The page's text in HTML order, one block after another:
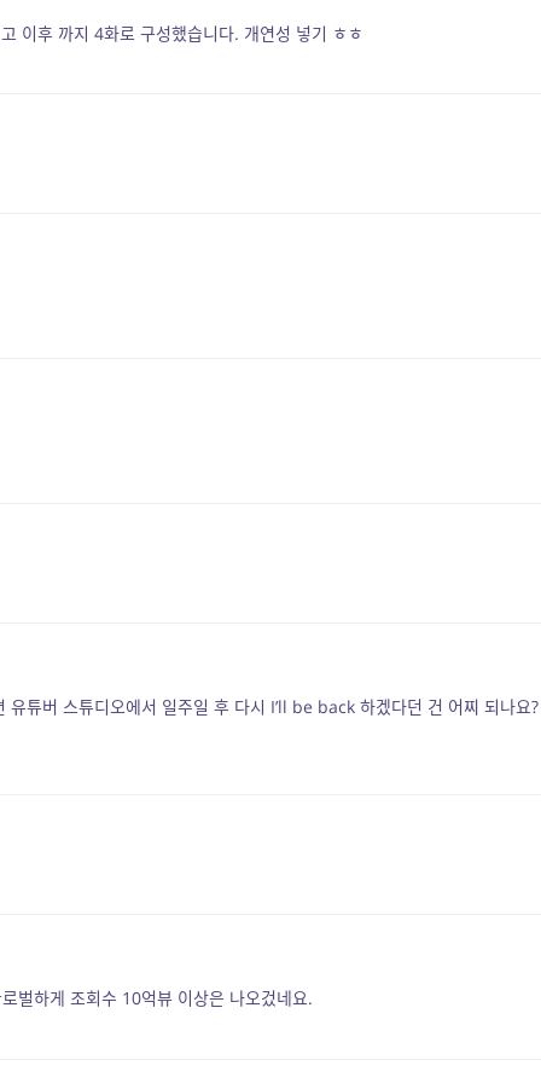
이후 까지 4화로 구성했습니다. 개연성 넣기 ㅎㅎ
유튜버 스튜디오에서 일주일 후 다시 I’ll be back 하겠다던 건 어찌 되나요?
벌하게 조회수 10억뷰 이상은 나오겄네요.